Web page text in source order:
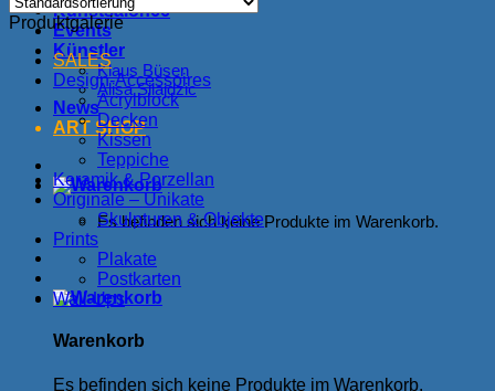
Kunstsalon66
Events
Künstler
Klaus Büsen
Alisa Silajdzic
News
ART SHOP
Es befinden sich keine Produkte im Warenkorb.
Warenkorb
Es befinden sich keine Produkte im Warenkorb.
Produktgalerie
SALES
Design-Accessoires
Acrylblock
Decken
Kissen
Teppiche
Keramik & Porzellan
Originale – Unikate
Skulpturen & Objekte
Prints
Plakate
Postkarten
Wall-Ups